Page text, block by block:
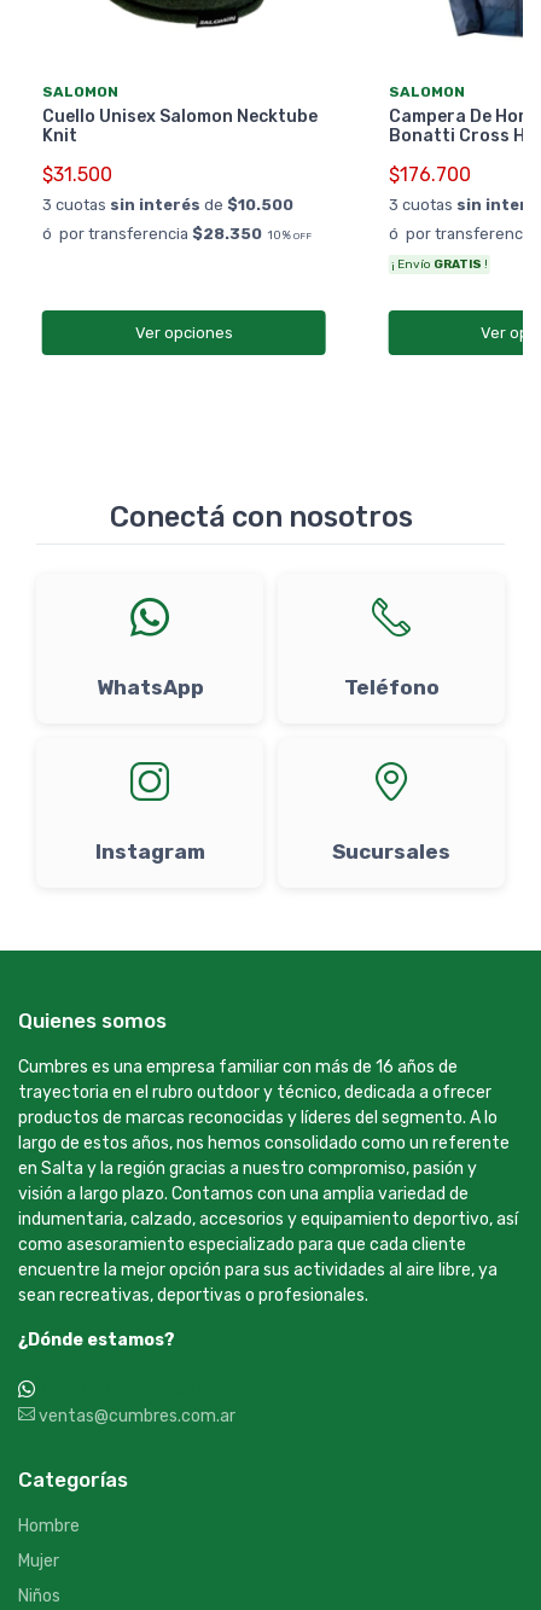
SALOMON
Cuello Unisex Salomon Necktube
Knit
$31.500
3 cuotas sin interés de $10.500
ó por transferencia $28.350 10% OFF
Ver opciones
SALOMON
Campera De
Bonatti Cross
$176.700
3 cuotas sin
ó por transferencia
¡ Envío GRATIS !
Ver
Conectá con nosotros
WhatsApp Teléfono
Instagram Sucursales
Quienes somos
Cumbres es una empresa familiar con más de 16 años de
trayectoria en el rubro outdoor y técnico, dedicada a ofrecer
productos de marcas reconocidas y líderes del segmento. A lo
largo de estos años, nos hemos consolidado como un referente
en Salta y la región gracias a nuestro compromiso, pasión y
visión a largo plazo. Contamos con una amplia variedad de
indumentaria, calzado, accesorios y equipamiento deportivo, así
como asesoramiento especializado para que cada cliente
encuentre la mejor opción para sus actividades al aire libre, ya
sean recreativas, deportivas o profesionales.
¿Dónde estamos?
ventas@cumbres.com.ar
Categorías
Hombre
Mujer
Niños